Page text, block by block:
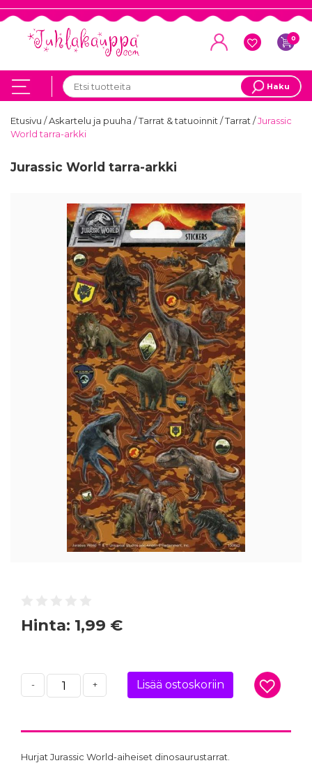
0
Haku
Etusivu /Askartelu ja puuha /Tarrat & tatuoinnit/Tarrat/Jurassic
World tarra-arkki
Jurassic World tarra-arkki
Hinta: 1,99 €
- + Lisää ostoskoriin
Hurjat Jurassic World-aiheiset dinosaurustarrat.